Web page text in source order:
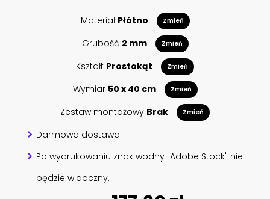
Materiał Płótno Zmień
Grubość 2 mm Zmień
Kształt Prostokąt Zmień
Wymiar 50 x 40 cm Zmień
Zestaw montażowy Brak Zmień
Darmowa dostawa.
Po wydrukowaniu znak wodny "Adobe Stock" nie
będzie widoczny.